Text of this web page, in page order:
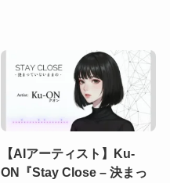
【AIアーティスト】Ku-
ON『Stay Close – 決まっ